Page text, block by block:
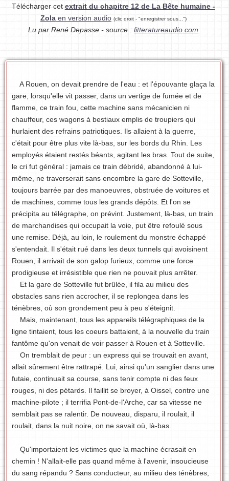
Télécharger cet extrait du chapitre 12 de La Bête humaine -
Zolaen version audio (clic droit - "enregistrer sous...")
Lu par René Depasse - source :litteratureaudio.com
A Rouen, on devait prendre de l'eau : et l'épouvante glaça la
gare, lorsqu'elle vit passer, dans un vertige de fumée et de
flamme, ce train fou, cette machine sans mécanicien ni
chauffeur, ces wagons à bestiaux emplis de troupiers qui
hurlaient des refrains patriotiques. Ils allaient à la guerre,
c'était pour être plus vite là-bas, sur les bords du Rhin. Les
employés étaient restés béants, agitant les bras. Tout de suite,
le cri fut général : jamais ce train débridé, abandonné à lui-
même, ne traverserait sans encombre la gare de Sotteville,
toujours barrée par des manoeuvres, obstruée de voitures et
de machines, comme tous les grands dépôts. Et l'on se
précipita au télégraphe, on prévint. Justement, là-bas, un train
de marchandises qui occupait la voie, put être refoulé sous
une remise. Déjà, au loin, le roulement du monstre échappé
s'entendait. Il s'était rué dans les deux tunnels qui avoisinent
Rouen, il arrivait de son galop furieux, comme une force
prodigieuse et irrésistible que rien ne pouvait plus arrêter.
Et la gare de Sotteville fut brûlée, il fila au milieu des
obstacles sans rien accrocher, il se replongea dans les
ténèbres, où son grondement peu à peu s'éteignit.
Mais, maintenant, tous les appareils télégraphiques de la
ligne tintaient, tous les coeurs battaient, à la nouvelle du train
fantôme qu'on venait de voir passer à Rouen et à Sotteville.
On tremblait de peur : un express qui se trouvait en avant,
allait sûrement être rattrapé. Lui, ainsi qu'un sanglier dans une
futaie, continuait sa course, sans tenir compte ni des feux
rouges, ni des pétards. Il faillit se broyer, à Oissel, contre une
machine-pilote ; il terrifia Pont-de-l'Arche, car sa vitesse ne
semblait pas se ralentir. De nouveau, disparu, il roulait, il
roulait, dans la nuit noire, on ne savait où, là-bas.
Qu'importaient les victimes que la machine écrasait en
chemin ! N'allait-elle pas quand même à l'avenir, insoucieuse
du sang répandu ? Sans conducteur, au milieu des ténèbres,